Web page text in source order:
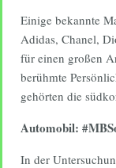
Einige bekannte
Adidas, Chanel,
für einen großen
berühmte
gehörten die
Automobil:
In der